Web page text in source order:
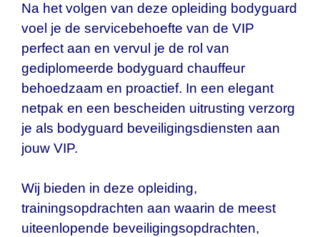
Na het volgen van deze opleiding bodyguard
voel je de servicebehoefte van de VIP
perfect aan en vervul je de rol van
gediplomeerde bodyguard chauffeur
behoedzaam en proactief. In een elegant
netpak en een bescheiden uitrusting verzorg
je als bodyguard beveiligingsdiensten aan
jouw VIP.
Wij bieden in deze opleiding,
trainingsopdrachten aan waarin de meest
uiteenlopende beveiligingsopdrachten,